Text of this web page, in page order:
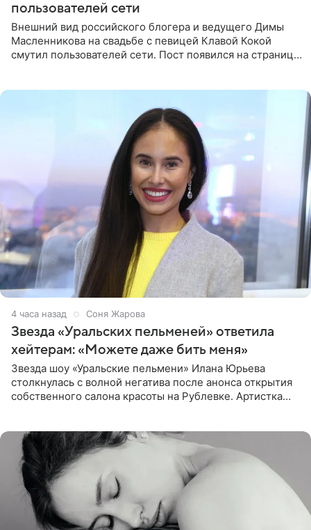
пользователей сети
Внешний вид российского блогера и ведущего Димы
Масленникова на свадьбе с певицей Клавой Кокой
смутил пользователей сети. Пост появился на странице
4 часа назад Соня Жарова
Звезда «Уральских пельменей» ответила
хейтерам: «Можете даже бить меня»
Звезда шоу «Уральские пельмени» Илана Юрьева
столкнулась с волной негатива после анонса открытия
собственного салона красоты на Рублевке. Артистка